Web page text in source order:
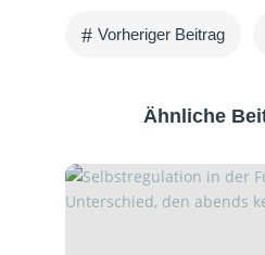
# Vorheriger Beitrag
Ähnliche